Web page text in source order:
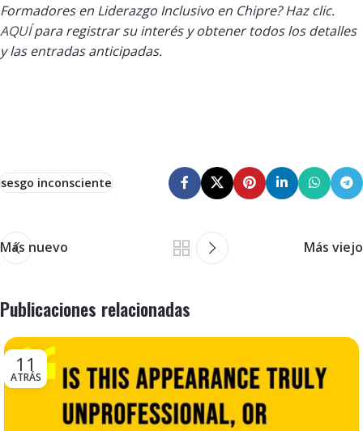
Formadores en Liderazgo Inclusivo en Chipre? Haz clic.
AQUÍpara registrar su interés y obtener todos los detalles
y las entradas anticipadas.
sesgo inconsciente
Más nuevo Más viejo
Publicaciones relacionadas
11
ATRÁS